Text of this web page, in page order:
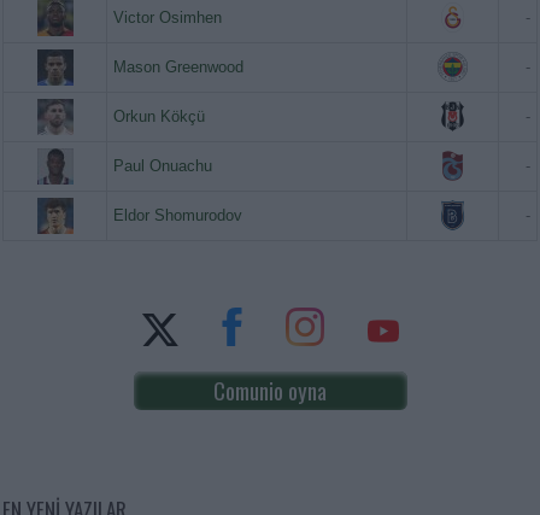
Victor Osimhen -
Mason Greenwood -
Orkun Kökçü -
Paul Onuachu -
Eldor Shomurodov -
Comunio oyna